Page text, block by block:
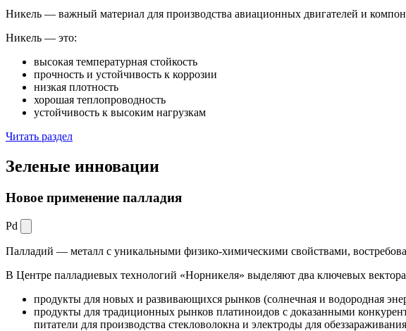
Никель — важный материал для производства авиационных двигателей и
Никель — это:
высокая температурная стойкость
прочность и устойчивость к коррозии
низкая плотность
хорошая теплопроводность
устойчивость к высоким нагрузкам
Читать раздел
Зеленые инновации
Новое применение палладия
Pd
Палладий — металл с уникальными физико-химическими свойствами,
В Центре палладиевых технологий «Норникеля» выделяют два ключевых
продукты для новых и развивающихся рынков (солнечная и водородная
продукты для традиционных рынков платиноидов с доказанными
питатели для производства стекловолокна и электроды для